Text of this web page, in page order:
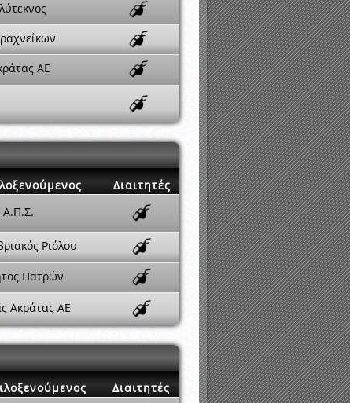
ΑΕ
Διαιτητές
Α.Π.Σ.
Ριόλου
Πατρών
Ακράτας ΑΕ
Διαιτητές